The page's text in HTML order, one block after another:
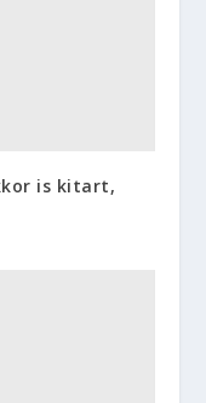
is kitart,